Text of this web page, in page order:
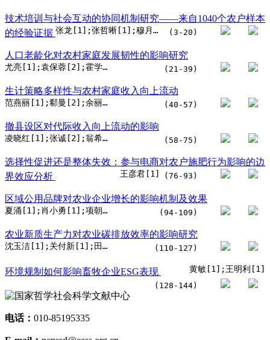
技术培训与社会互动的协同机制研究——来自1040个农户样本
的经验证据
张龙[1];张哲晰[1];穆月英[2] (3-20)
人口老龄化对农村家庭发展韧性的影响研究
尤亮[1];袁保蓉[2];霍学喜[3] (21-39)
生计策略多样性与农村家庭收入向上流动
范燕丽[1];郗曼[2];余丽生[1] (40-57)
撤县设区对代际收入向上流动的影响
凌晓红[1];张诚[2];翁希演[3] (58-75)
选择性促进还是整体失效：参与电商对农户施肥行为影响的边
界效应分析
王彦君[1] (76-93)
区域公用品牌对农业企业增长的影响机制及效果
夏涌[1];肖小勇[1];项朝阳[1];黄静[2] (94-109)
农业新质生产力对农业碳排放效率的影响研究
沈玉洁[1];关付新[1];田蓬鹏[2];赵敏娟[3] (110-127)
环境规制如何影响畜牧企业ESG表现 黄敏[1];王明利[1]
(128-144)
电话： 010-85195335